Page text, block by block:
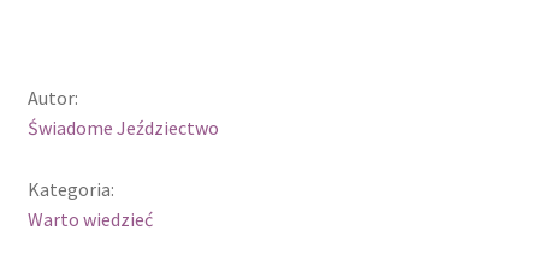
Moje konto
Autor:
Świadome Jeździectwo
Kategoria:
Warto wiedzieć